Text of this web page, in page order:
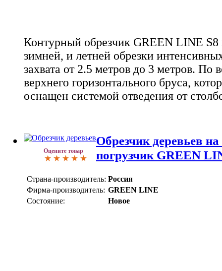
Контурный обрезчик GREEN LINE S8
зимней, и летней обрезки
захвата от 2.5 метров до 3 метров. По
верхнего горизонтального бруса,
оснащен системой отведения от
Оцените товар
Обрезчик деревьев
погрузчик GREEN
Страна-производитель: Россия
Фирма-производитель: GREEN LINE
Состояние:
Новое